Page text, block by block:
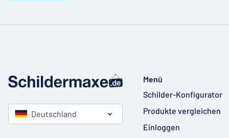
Deutschland
Menü
Schilder-Konfigurator
Produkte vergleichen
Einloggen